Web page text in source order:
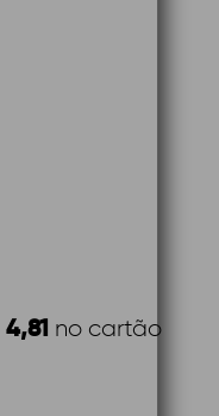
4,81 no cartão